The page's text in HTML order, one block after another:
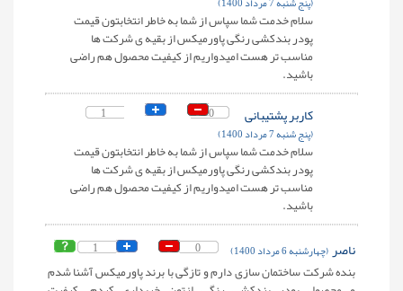
سلام خدمت شما سپاس از شما به خاطر انتخابتون قیمت
پودر بندکشی رنگی پاورمیکس از بقیه ی شرکت ها
مناسب تر هست امیدواریم از کیفیت محصول هم راضی
باشید.
1 0 کاربر پشتیبانی
(پنج شنبه 7 مرداد 1400)
سلام خدمت شما سپاس از شما به خاطر انتخابتون قیمت
پودر بندکشی رنگی پاورمیکس از بقیه ی شرکت ها
مناسب تر هست امیدواریم از کیفیت محصول هم راضی
باشید.
1 0 ناصر(چهارشنبه 6 مرداد 1400)
بنده شرکت ساختمان سازی دارم و تازگی با برند پاورمیکس آشنا شدم